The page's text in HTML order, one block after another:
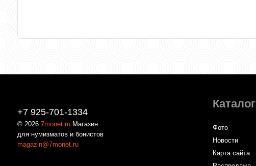
+7 925-701-1334
© 20267monet.ru Магазин
для нумизматов и бонистов
magazin@7monet.ru
Каталог
Фото
Новости
Карта сайта